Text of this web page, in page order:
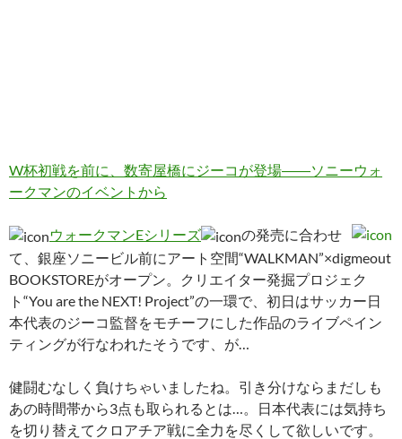
W杯初戦を前に、数寄屋橋にジーコが登場――ソニーウォ
ークマンのイベントから
ウォークマンEシリーズ
の発売に合わせ
て、銀座ソニービル前にアート空間“WALKMAN”×digmeout
BOOKSTOREがオープン。クリエイター発掘プロジェク
ト“You are the NEXT! Project”の一環で、初日はサッカー日
本代表のジーコ監督をモチーフにした作品のライブペイン
ティングが行なわれたそうです、が…
健闘むなしく負けちゃいましたね。引き分けならまだしも
あの時間帯から3点も取られるとは…。日本代表には気持ち
を切り替えてクロアチア戦に全力を尽くして欲しいです。